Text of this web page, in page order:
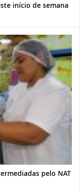
início de semana
pelo NAT